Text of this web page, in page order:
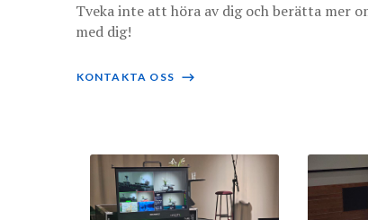
Tveka inte att höra av dig och berätta mer
med dig!
KONTAKTA OSS ⟶